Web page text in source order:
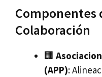
Componentes
Colaboración
🏢
(APP):